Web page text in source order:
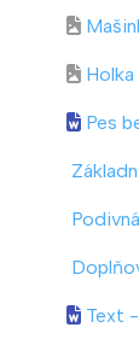
Holka
Pes
Text